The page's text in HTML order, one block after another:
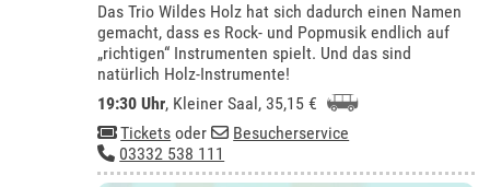
Das Trio Wildes Holz hat sich dadurch einen Namen
gemacht, dass es Rock- und Popmusik endlich auf
„richtigen“ Instrumenten spielt. Und das sind
natürlich Holz-Instrumente!
19:30 Uhr, Kleiner Saal , 35,15 €
Tickets oder
Besucherservice
03332 538 111